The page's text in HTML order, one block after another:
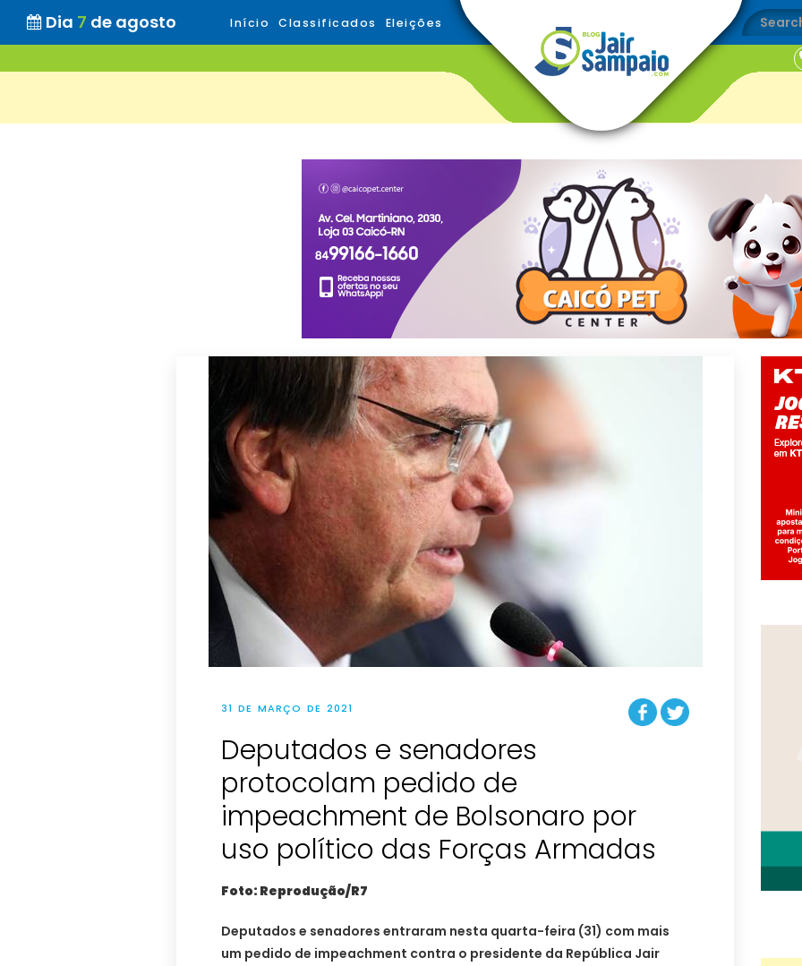
Dia 7 de agosto Início Classificados Eleições
31 DE MARÇO DE 2021
Deputados e senadores
protocolam pedido de
impeachment de Bolsonaro por
uso político das Forças Armadas
Foto: Reprodução/R7
Deputados e senadores entraram nesta quarta-feira (31) com mais
um pedido de impeachment contra o presidente da República Jair